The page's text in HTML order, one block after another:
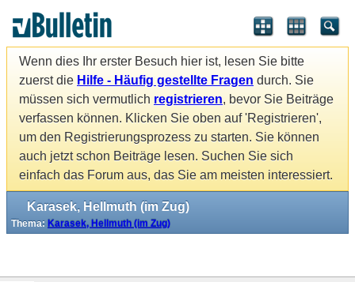
Wenn dies Ihr erster Besuch hier ist, lesen Sie bitte
zuerst die Hilfe - Häufig gestellte Fragen durch. Sie
müssen sich vermutlich registrieren, bevor Sie Beiträge
verfassen können. Klicken Sie oben auf 'Registrieren',
um den Registrierungsprozess zu starten. Sie können
auch jetzt schon Beiträge lesen. Suchen Sie sich
einfach das Forum aus, das Sie am meisten interessiert.
Karasek, Hellmuth (im Zug)
Thema: Karasek, Hellmuth (im Zug)